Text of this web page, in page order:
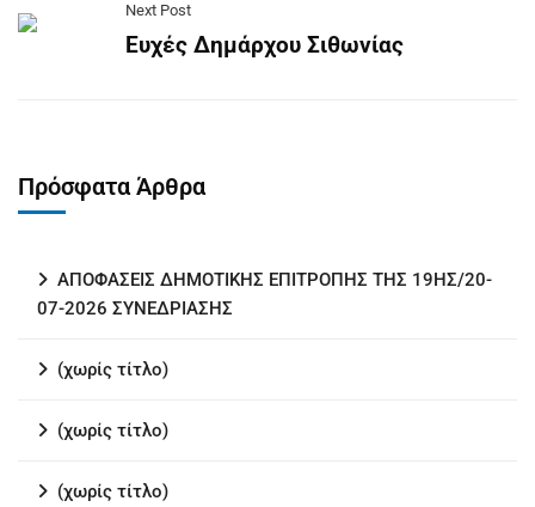
Next Post
Ευχές Δημάρχου Σιθωνίας
Πρόσφατα Άρθρα
ΑΠΟΦΑΣΕΙΣ ΔΗΜΟΤΙΚΗΣ ΕΠΙΤΡΟΠΗΣ ΤΗΣ 19ΗΣ/20-
07-2026 ΣΥΝΕΔΡΙΑΣΗΣ
(χωρίς τίτλο)
(χωρίς τίτλο)
(χωρίς τίτλο)